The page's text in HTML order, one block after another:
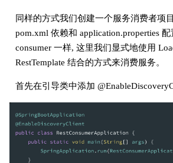
同样的方式我们创建一个服务消费者项目
pom.xml 依赖和 application.properties
consumer 一样, 这里我们显式地使用
RestTemplate 结合的方式来消费服务。
首先在引导类中添加